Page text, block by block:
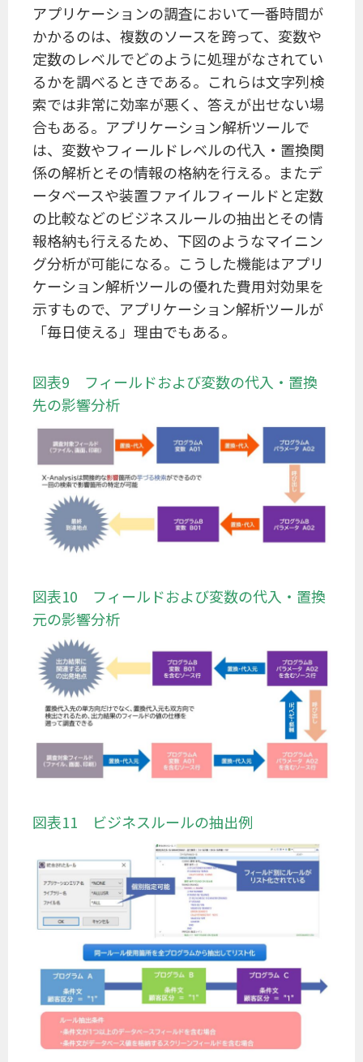
アプリケーションの調査において一番時間が
かかるのは、複数のソースを跨って、変数や
定数のレベルでどのように処理がなされてい
るかを調べるときである。これらは文字列検
索では非常に効率が悪く、答えが出せない場
合もある。アプリケーション解析ツールで
は、変数やフィールドレベルの代入・置換関
係の解析とその情報の格納を行える。またデ
ータベースや装置ファイルフィールドと定数
の比較などのビジネスルールの抽出とその情
報格納も行えるため、下図のようなマイニン
グ分析が可能になる。こうした機能はアプリ
ケーション解析ツールの優れた費用対効果を
示すもので、アプリケーション解析ツールが
「毎日使える」理由でもある。
図表9 フィールドおよび変数の代入・置換
先の影響分析
図表10 フィールドおよび変数の代入・置換
元の影響分析
図表11 ビジネスルールの抽出例